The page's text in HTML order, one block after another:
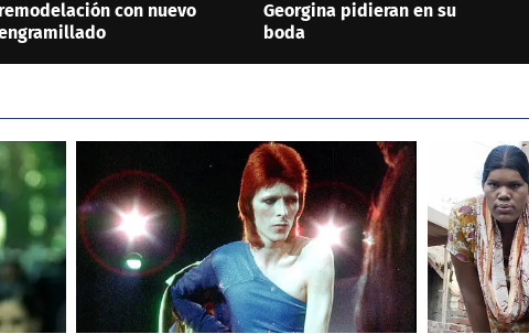
remodelación con nuevo
Georgina pidieran en su
boda